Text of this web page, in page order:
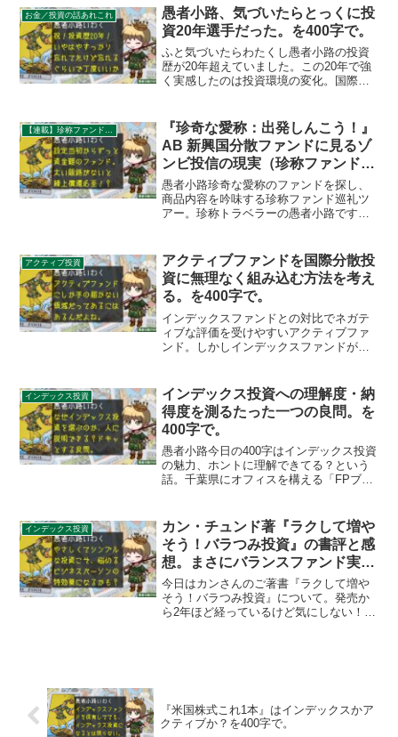
んな采配を見せたのか、確認していきま
しょう。オフショアだから...
お金／投資の話あれこれ
愚者小路、気づいたらとっくに投
資20年選手だった。を400字で。
ふと気づいたらわたくし愚者小路の投資
歴が20年超えていました。この20年で強
く実感したのは投資環境の変化。国際分
泡吹いて気絶してしまうかも知れませ
ん。いや、マジで。
【連載】珍称ファンド巡礼ツアー
『珍奇な愛称：出発しんこう！』
AB 新興国分散ファンドに見るゾ
ンビ投信の現実（珍称ファンド巡
礼ツアー） を400字で。
愚者小路珍奇な愛称のファンドを探し、
商品内容を吟味する珍称ファンド巡礼ツ
アー。珍称トラベラーの愚者小路です。
終了まであと3年、純資産総額3000万円弱
という絶望的な状況...
アクティブ投資
アクティブファンドを国際分散投
資に無理なく組み込む方法を考え
る。を400字で。
インデックスファンドとの対比でネガテ
ィブな評価を受けやすいアクティブファ
ンド。しかしインデックスファンドがカ
ティブファンドの独壇場です。そういっ
たニッチ市場をポートフォリオに入れる
分にはアクティブファンドにせざるを得
ないのです。
インデックス投資
インデックス投資への理解度・納
得度を測るたった一つの良問。を
400字で。
愚者小路今日の400字はインデックス投資
の魅力、ホントに理解できてる？という
話。千葉県にオフィスを構える「FPブレ
れる記事があったので紹介します。イン
デックス投資を行...
インデックス投資
カン・チュンド著『ラクして増や
そう！バラつみ投資』の書評と感
想。まさにバランスファンド実践
書の殿堂だ！
今日はカンさんのご著書『ラクして増や
そう！バラつみ投資』について。発売か
ら2年ほど経っているけど気にしない！私
『米国株式これ1本』はインデックスかア
クティブか？を400字で。